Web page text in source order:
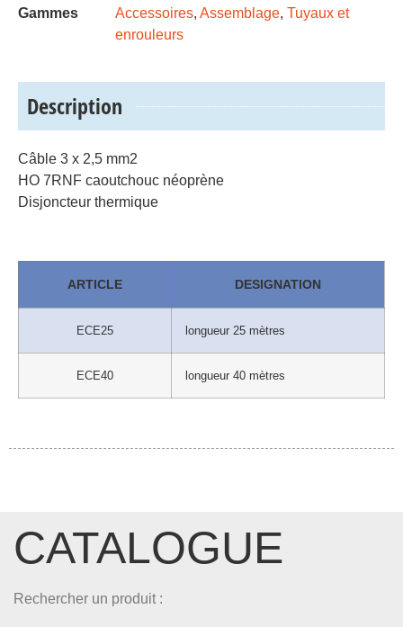
CATALOGUE
Rechercher un produit :
Gammes
Accessoires, Assemblage, Tuyaux et
enrouleurs
Description
Câble 3 x 2,5 mm2
HO 7RNF caoutchouc néoprène
Disjoncteur thermique
ARTICLE DESIGNATION
ECE25 longueur 25 mètres
ECE40 longueur 40 mètres